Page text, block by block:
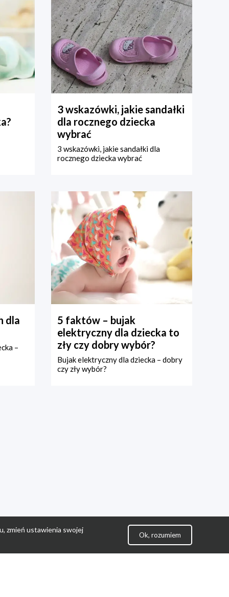
3 wskazówki, jakie sandałki
dla rocznego dziecka
wybrać
3 wskazówki, jakie sandałki dla
rocznego dziecka wybrać
dla
–
5 faktów – bujak
elektryczny dla dziecka to
zły czy dobry wybór?
Bujak elektryczny dla dziecka – dobry
czy zły wybór?
zmień ustawienia swojej
Ok, rozumiem